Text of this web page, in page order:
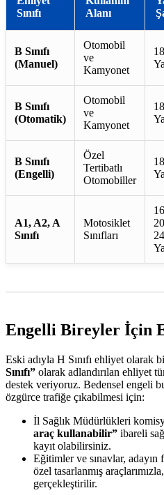
Sınıfı
Alanı
B Sınıfı
(Manuel)
Otomobil
ve
Kamyonet
18
B Sınıfı
(Otomatik)
Otomobil
ve
Kamyonet
18
B Sınıfı
(Engelli)
Özel
Tertibatlı
Otomobiller
18
A1, A2, A
Sınıfı
Motosiklet
Sınıfları
24
Engelli Bireyler İçin
Eski adıyla H Sınıfı ehliyet olarak
Sınıfı” olarak adlandırılan ehliyet
destek veriyoruz. Bedensel engeli
özgürce trafiğe çıkabilmesi için:
İl Sağlık Müdürlükleri
araç kullanabilir” ibareli
kayıt olabilirsiniz.
Eğitimler ve sınavlar,
özel tasarlanmış
gerçekleştirilir.